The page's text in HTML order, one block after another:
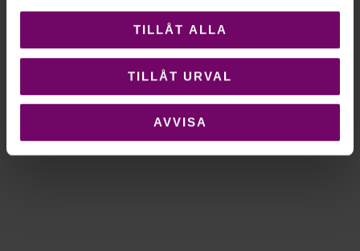
TILLÅT ALLA
TILLÅT URVAL
AVVISA